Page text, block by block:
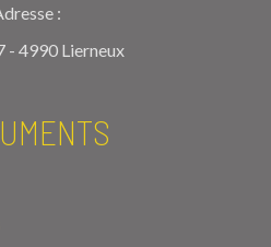
:
- 4990 Lierneux